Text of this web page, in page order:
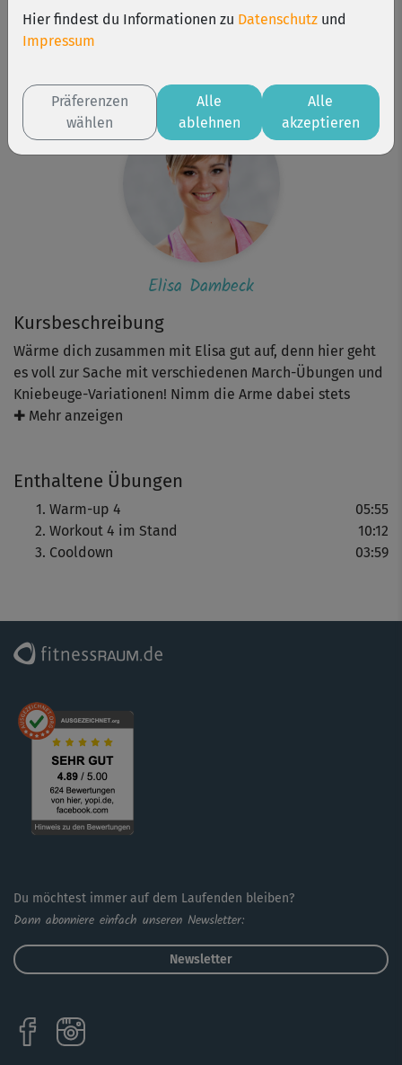
Kursbeschreibung
Wärme dich zusammen mit Elisa gut auf, denn hier geht
es voll zur Sache mit verschiedenen March-Übungen und
Kniebeuge-Variationen! Nimm die Arme dabei stets
bewusst mit. Abgerundet wird das knackige Workout mit
✚ Mehr anzeigen
Enthaltene Übungen
Warm-up 4
05:55
Workout 4 im Stand
10:12
Cooldown
03:59
Kurs ist Bestandteil von
Elisa Dambeck
Du möchtest immer auf dem Laufenden bleiben?
Dann abonniere einfach unseren Newsletter:
Newsletter
Hier findest du Informationen zu Datenschutz und
Impressum
Präferenzen
wählen
Alle
ablehnen
Alle
akzeptieren